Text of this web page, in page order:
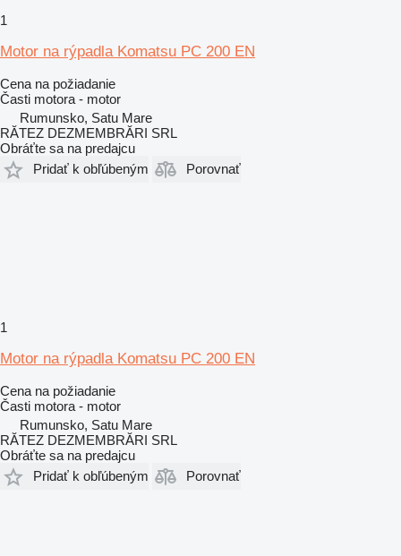
1
Motor na rýpadla Komatsu PC 200 EN
Cena na požiadanie
Časti motora - motor
Rumunsko, Satu Mare
RĂTEZ DEZMEMBRĂRI SRL
Obráťte sa na predajcu
Pridať k obľúbeným
Porovnať
1
Motor na rýpadla Komatsu PC 200 EN
Cena na požiadanie
Časti motora - motor
Rumunsko, Satu Mare
RĂTEZ DEZMEMBRĂRI SRL
Obráťte sa na predajcu
Pridať k obľúbeným
Porovnať